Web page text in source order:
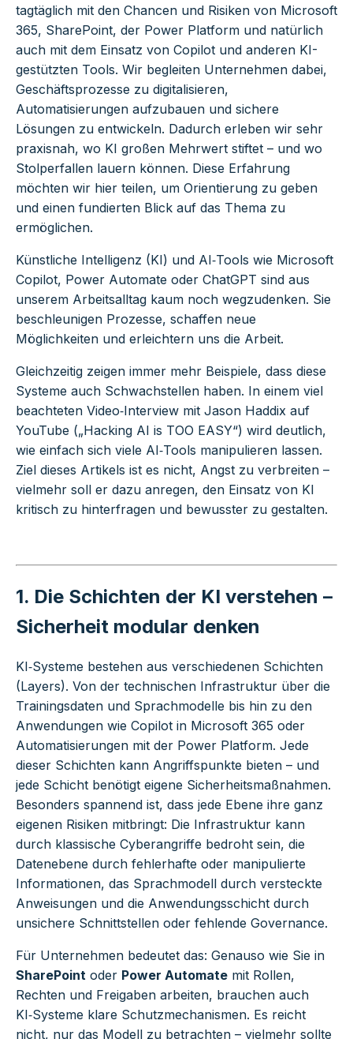
tagtäglich mit den Chancen und Risiken von Microsoft
365, SharePoint, der Power Platform und natürlich
auch mit dem Einsatz von Copilot und anderen KI-
gestützten Tools. Wir begleiten Unternehmen dabei,
Geschäftsprozesse zu digitalisieren,
Automatisierungen aufzubauen und sichere
Lösungen zu entwickeln. Dadurch erleben wir sehr
praxisnah, wo KI großen Mehrwert stiftet – und wo
Stolperfallen lauern können. Diese Erfahrung
möchten wir hier teilen, um Orientierung zu geben
und einen fundierten Blick auf das Thema zu
ermöglichen.
Künstliche Intelligenz (KI) und AI‑Tools wie Microsoft
Copilot, Power Automate oder ChatGPT sind aus
unserem Arbeitsalltag kaum noch wegzudenken. Sie
beschleunigen Prozesse, schaffen neue
Möglichkeiten und erleichtern uns die Arbeit.
Gleichzeitig zeigen immer mehr Beispiele, dass diese
Systeme auch Schwachstellen haben. In einem viel
beachteten Video‑Interview mit Jason Haddix auf
YouTube („Hacking AI is TOO EASY“) wird deutlich,
wie einfach sich viele AI‑Tools manipulieren lassen.
Ziel dieses Artikels ist es nicht, Angst zu verbreiten –
vielmehr soll er dazu anregen, den Einsatz von KI
kritisch zu hinterfragen und bewusster zu gestalten.
1. Die Schichten der KI verstehen –
Sicherheit modular denken
KI‑Systeme bestehen aus verschiedenen Schichten
(Layers). Von der technischen Infrastruktur über die
Trainingsdaten und Sprachmodelle bis hin zu den
Anwendungen wie Copilot in Microsoft 365 oder
Automatisierungen mit der Power Platform. Jede
dieser Schichten kann Angriffspunkte bieten – und
jede Schicht benötigt eigene Sicherheitsmaßnahmen.
Besonders spannend ist, dass jede Ebene ihre ganz
eigenen Risiken mitbringt: Die Infrastruktur kann
durch klassische Cyberangriffe bedroht sein, die
Datenebene durch fehlerhafte oder manipulierte
Informationen, das Sprachmodell durch versteckte
Anweisungen und die Anwendungsschicht durch
unsichere Schnittstellen oder fehlende Governance.
Für Unternehmen bedeutet das: Genauso wie Sie in
SharePoint oder Power Automate mit Rollen,
Rechten und Freigaben arbeiten, brauchen auch
KI‑Systeme klare Schutzmechanismen. Es reicht
nicht, nur das Modell zu betrachten – vielmehr sollte